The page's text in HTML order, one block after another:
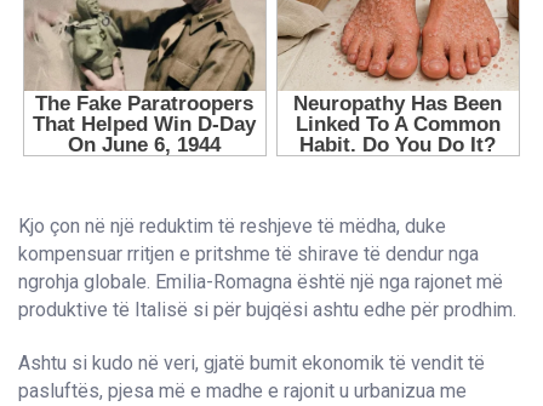
Kjo çon në një reduktim të reshjeve të mëdha, duke
kompensuar rritjen e pritshme të shirave të dendur nga
ngrohja globale. Emilia-Romagna është një nga rajonet më
produktive të Italisë si për bujqësi ashtu edhe për prodhim.
Ashtu si kudo në veri, gjatë bumit ekonomik të vendit të
pasluftës, pjesa më e madhe e rajonit u urbanizua me